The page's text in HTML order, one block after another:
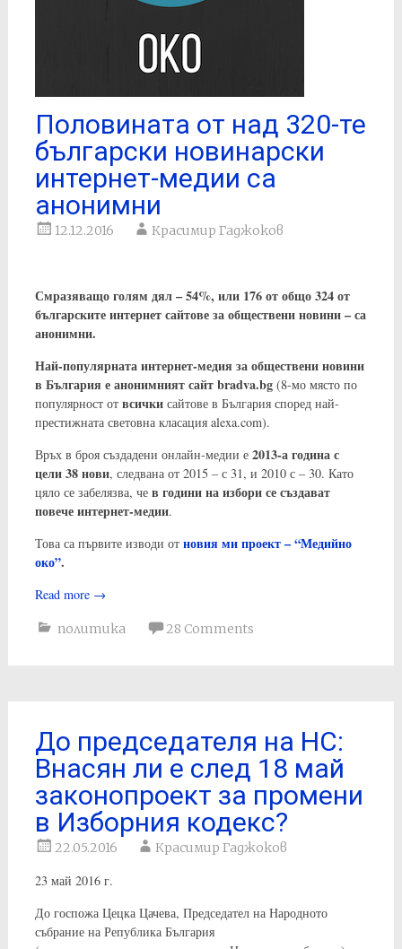
Половината от над 320-те
български новинарски
интернет-медии са
анонимни
12.12.2016 Красимир Гаджоков
Смразяващо голям дял – 54%, или 176 от общо 324 от
българските интернет сайтове за обществени новини – са
анонимни.
Най-популярната интернет-медия за обществени новини
в България е анонимният сайт bradva.bg(8-мо място по
популярност от всичкисайтове в България според най-
престижната световна класация alexa.com).
Връх в броя създадени онлайн-медии е 2013-а година с
цели 38 нови, следвана от 2015 – с 31, и 2010 с – 30. Като
цяло се забелязва, че в години на избори се създават
повече интернет-медии.
Това са първите изводи от новия ми проект – “Медийно
око”.
Read more →
политика 28 Comments
До председателя на НС:
Внасян ли е след 18 май
законопроект за промени
в Изборния кодекс?
22.05.2016 Красимир Гаджоков
23 май 2016 г.
До госпожа Цецка Цачева, Председател на Народното
събрание на Република България